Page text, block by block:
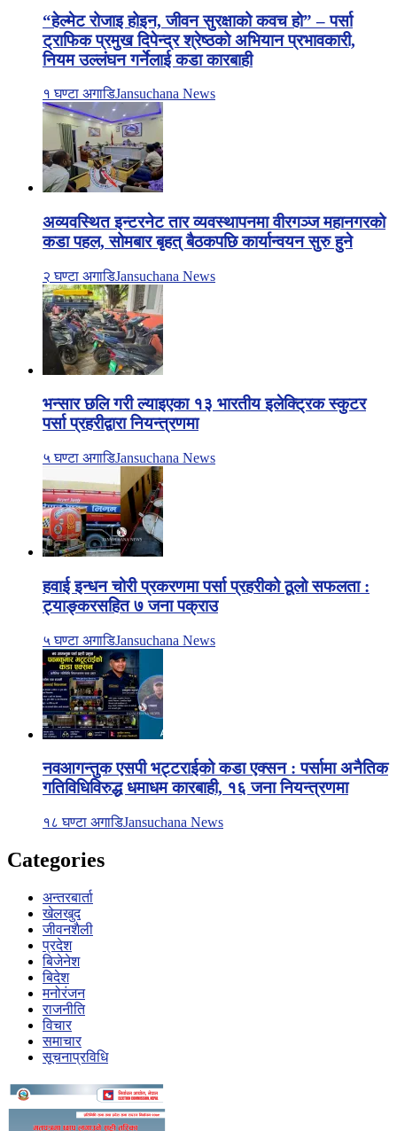
“हेल्मेट रोजाइ होइन, जीवन सुरक्षाको कवच हो” – पर्सा
ट्राफिक प्रमुख दिपेन्द्र श्रेष्ठको अभियान प्रभावकारी,
नियम उल्लंघन गर्नेलाई कडा कारबाही
१ घण्टा अगाडिJansuchana News
अव्यवस्थित इन्टरनेट तार व्यवस्थापनमा वीरगञ्ज महानगरको
कडा पहल, सोमबार बृहत् बैठकपछि कार्यान्वयन सुरु हुने
२ घण्टा अगाडिJansuchana News
भन्सार छलि गरी ल्याइएका १३ भारतीय इलेक्ट्रिक स्कुटर
पर्सा प्रहरीद्वारा नियन्त्रणमा
५ घण्टा अगाडिJansuchana News
हवाई इन्धन चोरी प्रकरणमा पर्सा प्रहरीको ठूलो सफलता :
ट्याङ्करसहित ७ जना पक्राउ
५ घण्टा अगाडिJansuchana News
नवआगन्तुक एसपी भट्टराईको कडा एक्सन : पर्सामा अनैतिक
गतिविधिविरुद्ध धमाधम कारबाही, १६ जना नियन्त्रणमा
१८ घण्टा अगाडिJansuchana News
Categories
अन्तरबार्ता
खेलखुद
जीवनशैली
प्रदेश
बिजेनेश
बिदेश
मनोरंजन
राजनीति
विचार
समाचार
सूचनाप्रविधि